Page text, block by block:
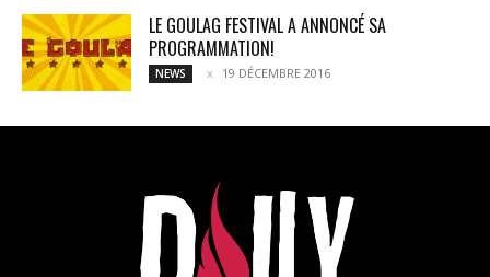
LE GOULAG FESTIVAL A ANNONCÉ SA
PROGRAMMATION!
NEWS 19 DÉCEMBRE 2016